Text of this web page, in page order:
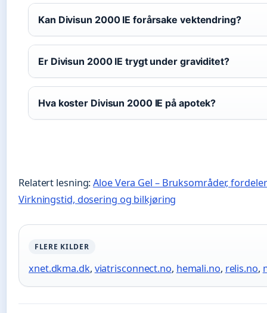
Kan Divisun 2000 IE forårsake vektendring?
Er Divisun 2000 IE trygt under graviditet?
Hva koster Divisun 2000 IE på apotek?
Relatert lesning:Aloe Vera Gel – Bruksområder,
Virkningstid, dosering og bilkjøring
FLERE KILDER
xnet.dkma.dk, viatrisconnect.no, hemali.no, relis.no,